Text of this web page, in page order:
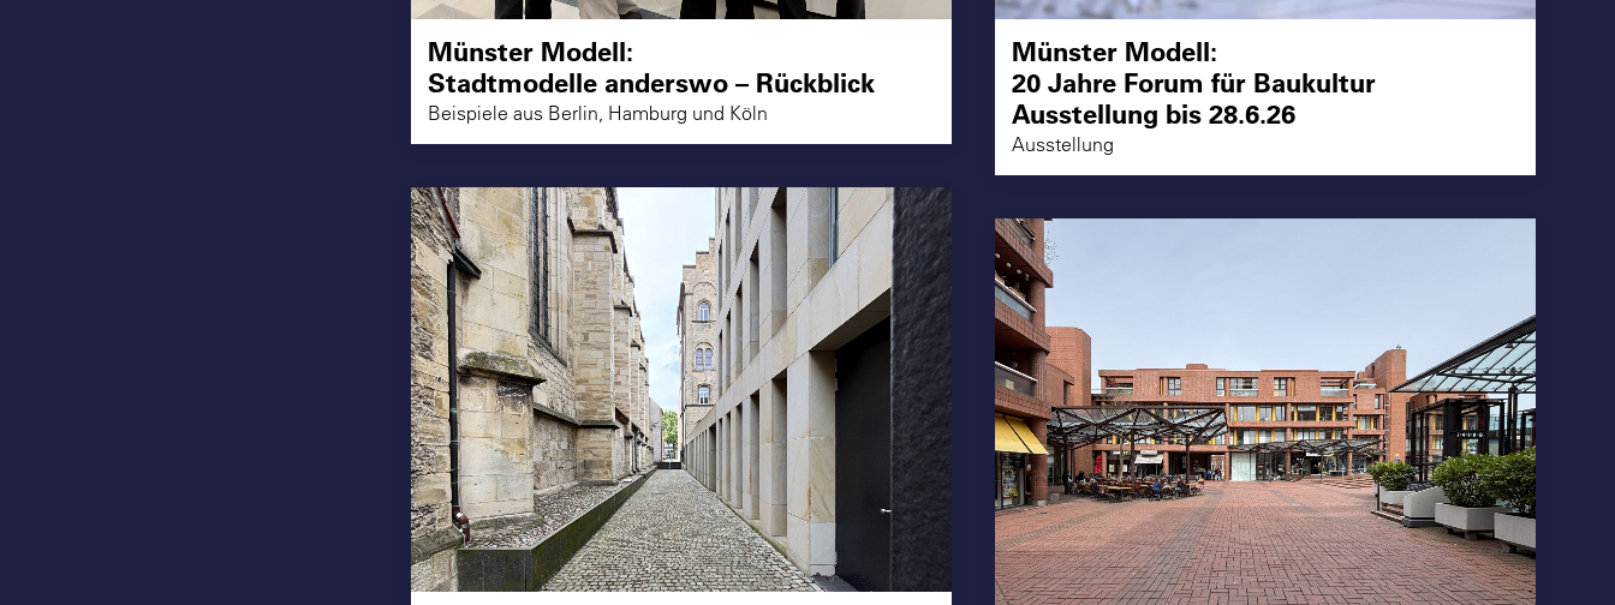
Münster Modell:
Stadtmodelle anderswo – Rückblick
Beispiele aus Berlin, Hamburg und Köln
Münster Modell:
20 Jahre Forum für Baukultur
Ausstellung bis 28.6.26
Ausstellung